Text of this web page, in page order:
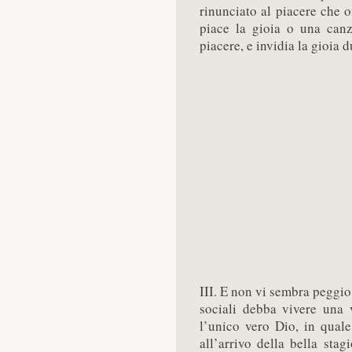
rinunciato al piacere che
piace la gioia o una
piacere, e invidia la gioia
III. E non vi sembra
sociali debba vivere
l’unico vero Dio, in
all’arrivo della bella